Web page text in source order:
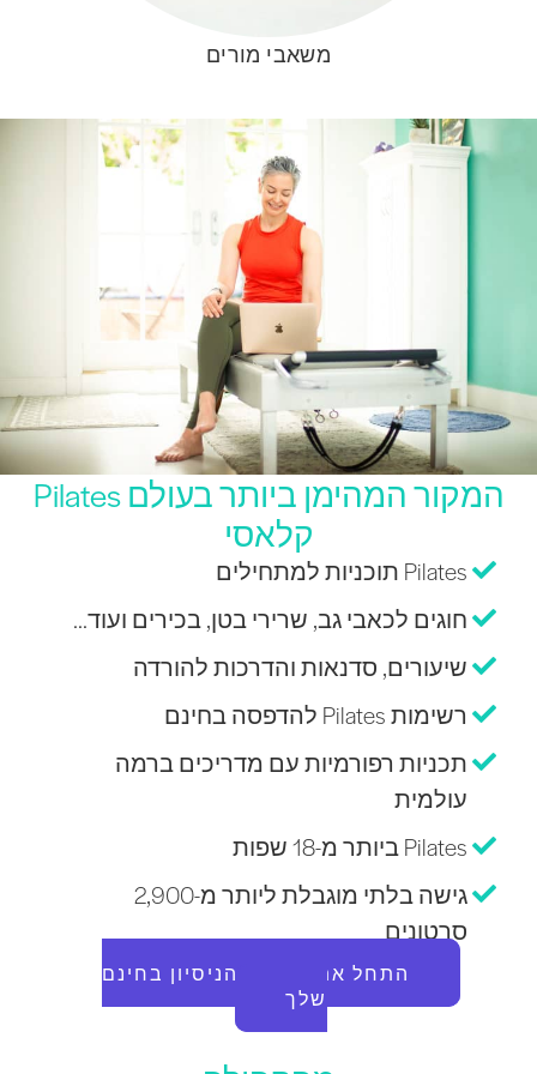
משאבי מורים
המקור המהימן ביותר בעולם Pilates
קלאסי
Pilates תוכניות למתחילים
חוגים לכאבי גב, שרירי בטן, בכירים ועוד...
שיעורים, סדנאות והדרכות להורדה
רשימות Pilates להדפסה בחינם
תכניות רפורמיות עם מדריכים ברמה
עולמית
Pilates ביותר מ-18 שפות
גישה בלתי מוגבלת ליותר מ-2,900
סרטונים
התחל את תקופת הניסיון בחינם
שלך